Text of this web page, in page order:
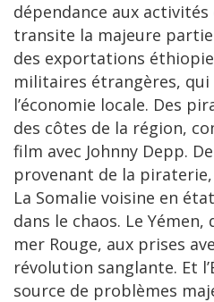
dépendance aux
transite la majeure
des exportations
militaires étrangères, qui
l’économie locale. Des
des côtes de la région,
film avec Johnny Depp.
provenant de la
La Somalie voisine en
dans le chaos. Le Yémen,
mer Rouge, aux prises
révolution sanglante. Et
source de problèmes